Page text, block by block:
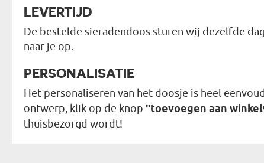
LEVERTIJD
De bestelde sieradendoos sturen wij dezelfde
naar je op.
PERSONALISATIE
Het personaliseren van het doosje is heel
ontwerp, klik op de knop "toevoegen aan
thuisbezorgd wordt!